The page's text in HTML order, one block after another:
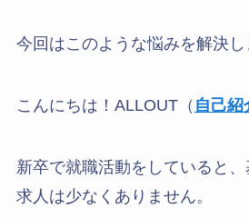
今回はこのような悩みを解決し
こんにちは！ALLOUT（ 自己紹
新卒で就職活動をしていると
求人は少なくありません。